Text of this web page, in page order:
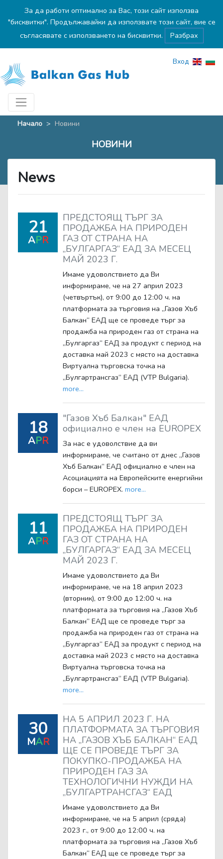
За да работи оптимално за Вас, този сайт използва
"бисквитки". Продължавайки да използвате този сайт, вие се
съгласявате с използването на бисквитки.
Разбрах
Вход
Начало > Новини
НОВИНИ
News
21
APR
ПРЕДСТОЯЩ ТЪРГ ЗА
ПРОДАЖБА НА ПРИРОДЕН
ГАЗ ОТ СТРАНА НА
„БУЛГАРГАЗ“ ЕАД ЗА МЕСЕЦ
МАЙ 2023 Г.
Имаме удоволствието да Ви
информираме, че на 27 април 2023
(четвъртък), от 9:00 до 12:00 ч. на
платформата за търговия на „Газов Хъб
Балкан“ ЕАД ще се проведе търг за
продажба на природен газ от страна на
„Булгаргаз“ ЕАД за продукт с период на
доставка май 2023 с място на доставка
Виртуална търговска точка на
„Булгартрансгаз“ ЕАД (VTP Bulgaria).
more...
18
APR
"Газов Хъб Балкан" ЕАД
официално е член на EUROPEX
За нас е удоволствие да ви
информираме, че считано от днес „Газов
Хъб Балкан“ ЕАД официално е член на
Асоциацията на Европейските енергийни
борси – EUROPEX. more...
11
APR
ПРЕДСТОЯЩ ТЪРГ ЗА
ПРОДАЖБА НА ПРИРОДЕН
ГАЗ ОТ СТРАНА НА
„БУЛГАРГАЗ“ ЕАД ЗА МЕСЕЦ
МАЙ 2023 Г.
Имаме удоволствието да Ви
информираме, че на 18 април 2023
(вторник), от 9:00 до 12:00 ч. на
платформата за търговия на „Газов Хъб
Балкан“ ЕАД ще се проведе търг за
продажба на природен газ от страна на
„Булгаргаз“ ЕАД за продукт с период на
доставка май 2023 с място на доставка
Виртуална търговска точка на
„Булгартрансгаз“ ЕАД (VTP Bulgaria).
more...
30
MAR
НА 5 АПРИЛ 2023 Г. НА
ПЛАТФОРМАТА ЗА ТЪРГОВИЯ
НА „ГАЗОВ ХЪБ БАЛКАН“ ЕАД
ЩЕ СЕ ПРОВЕДЕ ТЪРГ ЗА
ПОКУПКО-ПРОДАЖБА НА
ПРИРОДЕН ГАЗ ЗА
ТЕХНОЛОГИЧНИ НУЖДИ НА
„БУЛГАРТРАНСГАЗ“ ЕАД
Имаме удоволствието да Ви
информираме, че на 5 април (сряда)
2023 г., от 9:00 до 12:00 ч. на
платформата за търговия на „Газов Хъб
Балкан“ ЕАД ще се проведе търг за